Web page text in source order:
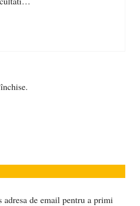
de email pentru a primi